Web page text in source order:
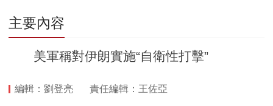
主要內容
美軍稱對伊朗實施“自衛性打擊”
編輯：劉登亮 責任編輯：王佐亞